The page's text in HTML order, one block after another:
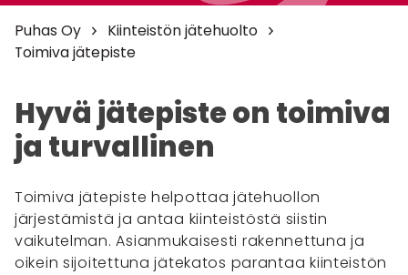
Puhas Oy
Kiinteistön jätehuolto
Toimiva jätepiste
Hyvä jätepiste on toimiva
ja turvallinen
Toimiva jätepiste helpottaa jätehuollon
järjestämistä ja antaa kiinteistöstä siistin
vaikutelman. Asianmukaisesti rakennettuna ja
oikein sijoitettuna jätekatos parantaa kiinteistön